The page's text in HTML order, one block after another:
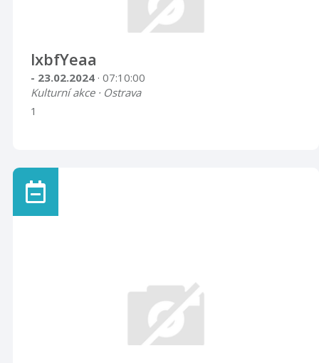
lxbfYeaa
- 23.02.2024 · 07:10:00
Kulturní akce · Ostrava
1